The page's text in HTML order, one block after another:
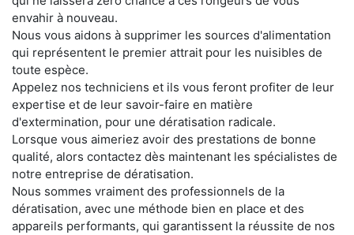
envahir à nouveau.
Nous vous aidons à supprimer les sources d'alimentation
qui représentent le premier attrait pour les nuisibles de
toute espèce.
Appelez nos techniciens et ils vous feront profiter de leur
expertise et de leur savoir-faire en matière
d'extermination, pour une dératisation radicale.
Lorsque vous aimeriez avoir des prestations de bonne
qualité, alors contactez dès maintenant les spécialistes de
notre entreprise de dératisation.
Nous sommes vraiment des professionnels de la
dératisation, avec une méthode bien en place et des
appareils performants, qui garantissent la réussite de nos